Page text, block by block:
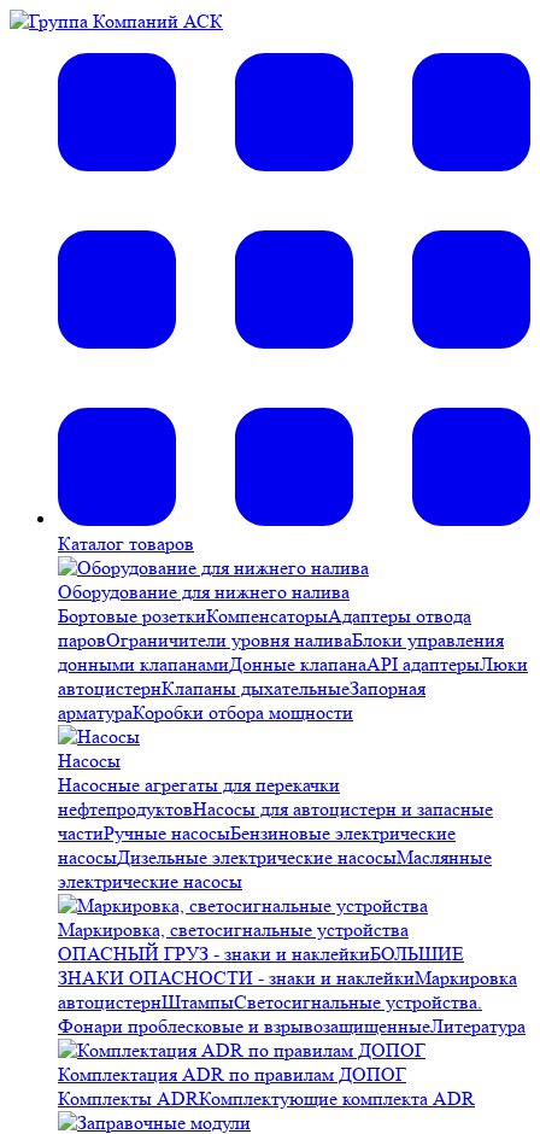
Каталог товаров
Оборудование для нижнего налива
Бортовые розеткиКомпенсаторыАдаптеры отвода
паровОграничители уровня наливаБлоки управления
донными клапанамиДонные клапанаAPI адаптерыЛюки
автоцистернКлапаны дыхательныеЗапорная
арматураКоробки отбора мощности
Насосы
Насосные агрегаты для перекачки
нефтепродуктовНасосы для автоцистерн и запасные
частиРучные насосыБензиновые электрические
насосыДизельные электрические насосыМаслянные
электрические насосы
Маркировка, светосигнальные устройства
ОПАСНЫЙ ГРУЗ - знаки и наклейкиБОЛЬШИЕ
ЗНАКИ ОПАСНОСТИ - знаки и наклейкиМаркировка
автоцистернШтампыСветосигнальные устройства.
Фонари проблесковые и взрывозащищенныеЛитература
Комплектация ADR по правилам ДОПОГ
Комплекты ADRКомплектующие комплекта ADR